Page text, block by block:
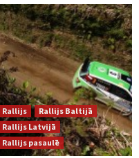
Rallijs
Rallijs Baltijā
Rallijs Latvijā
Rallijs pasaulē